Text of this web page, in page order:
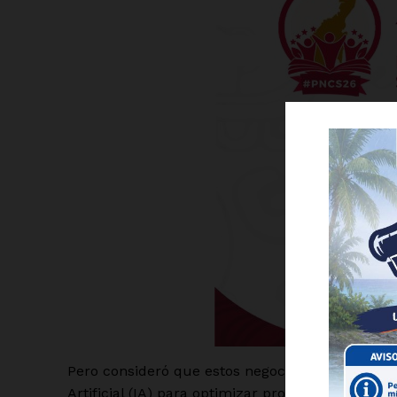
Del
Pero consideró que estos negocios deben
Artificial (IA) para optimizar procesos, desde el